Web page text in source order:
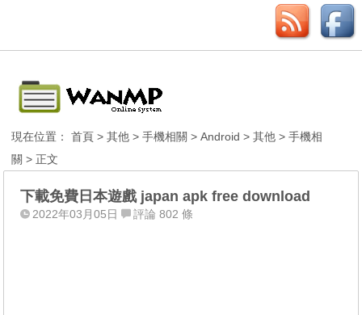
現在位置：首頁 >其他 >手機相關 >Android >其他 >手機相
關 > 正文
下載免費日本遊戲 japan apk free download
2022年03月05日 評論 802 條